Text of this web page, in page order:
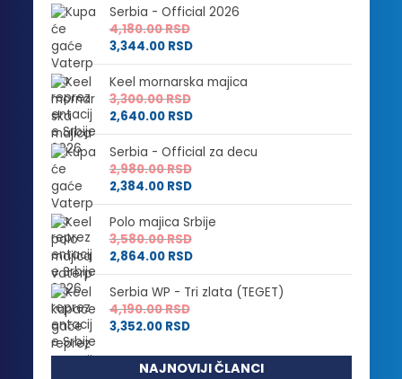
Serbia - Official 2026
4,180.00RSD
3,344.00 RSD
Keel mornarska majica
3,300.00RSD
2,640.00 RSD
Serbia - Official za decu
2,980.00RSD
2,384.00 RSD
Polo majica Srbije
3,580.00RSD
2,864.00 RSD
Serbia WP - Tri zlata (TEGET)
4,190.00RSD
3,352.00 RSD
NAJNOVIJI ČLANCI